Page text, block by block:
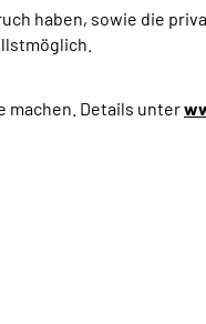
haben, sowie die
machen. Details unter